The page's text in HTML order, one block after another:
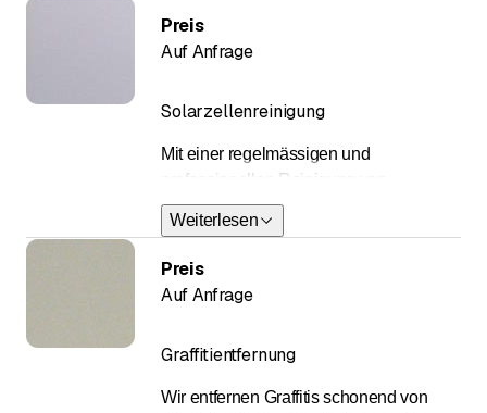
Engagement.
Solarzellenreinigung
Mit einer regelmässigen und
professionellen Reinigung von
Photovoltaik- und Solarpanels wird
deren Leistung und Wert erhalten und
der Energieertrag wird um bis zu 30%
gesteigert.
Weiterlesen
Preis
Auf Anfrage
Graffitientfernung
Wir entfernen Graffitis schonend von
Preis
Auf Anfrage